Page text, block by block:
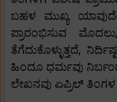
ಬಹಳ ಮುಖ್ಯ.
ಪ್ರಾರಂಭಿಸುವ
ತೆಗೆದುಕೊಳ್ಳುತ್ತದೆ,
ಹಿಂದೂ ಧರ್ಮವು
ಲೇಖನವು ಏಪ್ರಿಲ್ ತಿಂಗಳ